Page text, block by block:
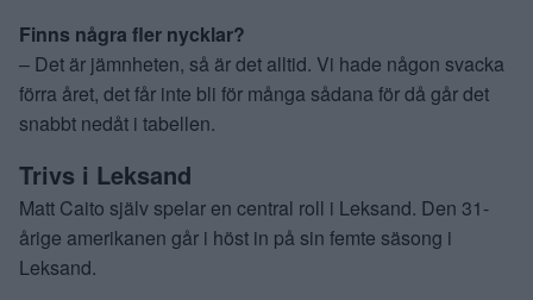
Finns några fler nycklar?
– Det är jämnheten, så är det alltid. Vi hade någon svacka
förra året, det får inte bli för många sådana för då går det
snabbt nedåt i tabellen.
Trivs i Leksand
Matt Caito själv spelar en central roll i Leksand. Den 31-
årige amerikanen går i höst in på sin femte säsong i
Leksand.